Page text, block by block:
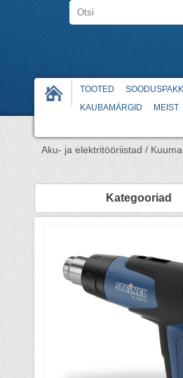
TOOTED
KAUBAMÄRGID
MEIST
Aku- ja elektritööriistad /
Kategooriad